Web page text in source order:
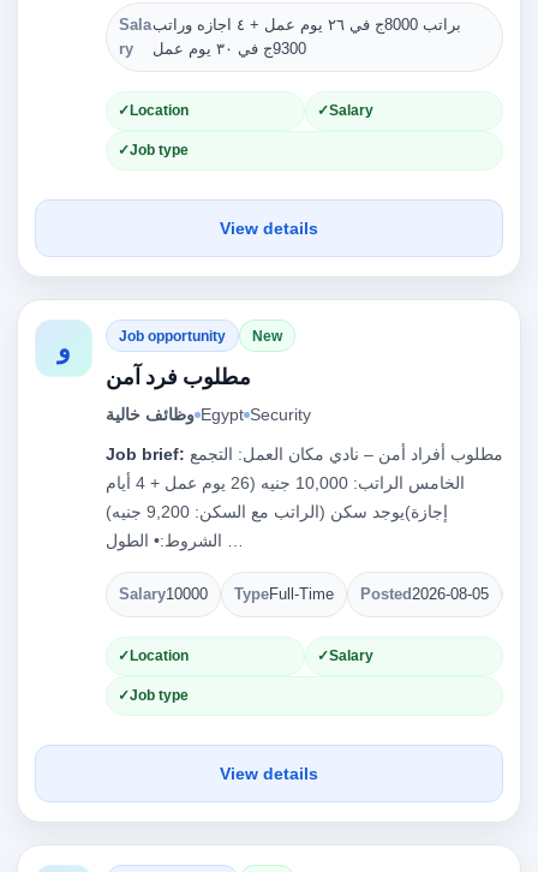
Sala
ry
براتب 8000ج في ٢٦ يوم عمل + ٤ اجازه وراتب
9300ج في ٣٠ يوم عمل
Location Salary
Job type
View details
و Job opportunity New
مطلوب فرد آمن
وظائف خالية Egypt Security
Job brief:
الخامس الراتب: 10,000 جنيه (26 يوم عمل + 4 أيام
إجازة)يوجد سكن (الراتب مع السكن: 9,200 جنيه)
Salary10000 TypeFull-Time Posted2026-08-05
Location Salary
Job type
View details